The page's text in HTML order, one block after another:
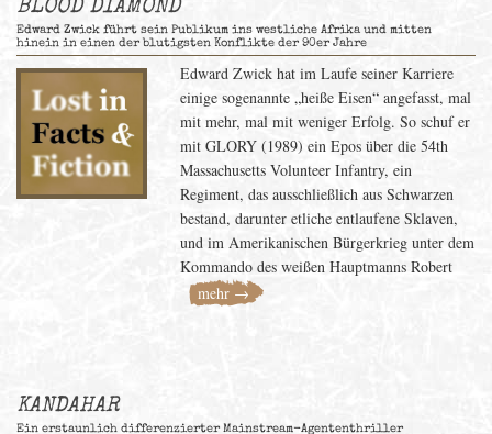
BLOOD DIAMOND
Edward Zwick führt sein Publikum ins westliche Afrika und mitten
hinein in einen der blutigsten Konflikte der 90er Jahre
Edward Zwick hat im Laufe seiner Karriere
einige sogenannte „heiße Eisen“ angefasst, mal
mit mehr, mal mit weniger Erfolg. So schuf er
mit GLORY (1989) ein Epos über die 54th
Massachusetts Volunteer Infantry, ein
Regiment, das ausschließlich aus Schwarzen
bestand, darunter etliche entlaufene Sklaven,
und im Amerikanischen Bürgerkrieg unter dem
Kommando des weißen Hauptmanns Robert
mehr →
KANDAHAR
Ein erstaunlich differenzierter Mainstream-Agententhriller